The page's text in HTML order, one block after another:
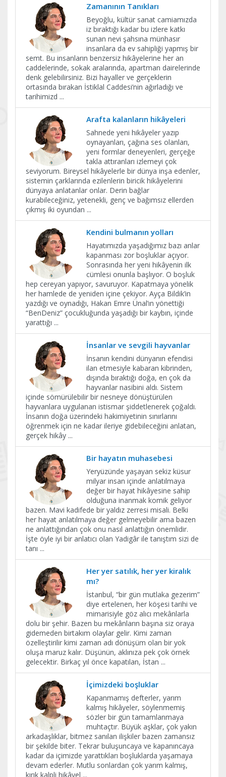
Zamanının Tanıkları
Beyoğlu, kültür sanat camiamızda
iz bıraktığı kadar bu izlere katkı
sunan nevi şahsına münhasır
insanlara da ev sahipliği yapmış bir
semt. Bu insanların benzersiz hikâyelerine her an
caddelerinde, sokak aralarında, apartman dairelerinde
denk gelebilirsiniz. Bizi hayaller ve gerçeklerin
ortasında bırakan İstiklal Caddesi’nin ağırladığı ve
tarihimizd ...
Arafta kalanların hikâyeleri
Sahnede yeni hikâyeler yazıp
oynayanları, çağına ses olanları,
yeni formlar deneyenleri, gerçeğe
takla attıranları izlemeyi çok
seviyorum. Bireysel hikâyelerle bir dünya inşa edenler,
sistemin çarklarında ezilenlerin biricik hikâyelerini
dünyaya anlatanlar onlar. Derin bağlar
kurabileceğiniz, yetenekli, genç ve bağımsız ellerden
çıkmış iki oyundan ...
​Kendini bulmanın yolları
Hayatımızda yaşadığımız bazı anlar
kapanması zor boşluklar açıyor.
Sonrasında her yeni hikâyenin ilk
cümlesi onunla başlıyor. O boşluk
hep cereyan yapıyor, savuruyor. Kapatmaya yönelik
her hamlede de yeniden içine çekiyor. Ayça Bildik’in
yazdığı ve oynadığı, Hakan Emre Ünal’ın yönettiği
“BenDeniz” çocukluğunda yaşadığı bir kaybın, içinde
yarattığı ...
İnsanlar ve sevgili hayvanlar
İnsanın kendini dünyanın efendisi
ilan etmesiyle kabaran kibrinden,
dışında bıraktığı doğa, en çok da
hayvanlar nasibini aldı. Sistem
içinde sömürülebilir bir nesneye dönüştürülen
hayvanlara uygulanan istismar şiddetlenerek çoğaldı.
İnsanın doğa üzerindeki hakimiyetinin sınırlarını
öğrenmek için ne kadar ileriye gidebileceğini anlatan,
gerçek hikây ...
Bir hayatın muhasebesi
Yeryüzünde yaşayan sekiz küsur
milyar insan içinde anlatılmaya
değer bir hayat hikâyesine sahip
olduğuna inanmak komik geliyor
bazen. Mavi kadifede bir yaldız zerresi misali. Belki
her hayat anlatılmaya değer gelmeyebilir ama bazen
ne anlattığından çok onu nasıl anlattığın önemlidir.
İşte öyle iyi bir anlatıcı olan Yadigâr ile tanıştım sizi de
tanı ...
Her yer satılık, her yer kiralık
mı?
İstanbul, “bir gün mutlaka gezerim”
diye ertelenen, her köşesi tarihi ve
mimarisiyle göz alıcı mekânlarla
dolu bir şehir. Bazen bu mekânların başına siz oraya
gidemeden birtakım olaylar gelir. Kimi zaman
özelleştirilir kimi zaman adı dönüşüm olan bir yok
oluşa maruz kalır. Düşünün, aklınıza pek çok örnek
gelecektir. Birkaç yıl önce kapatılan, İstan ...
İçimizdeki boşluklar
Kapanmamış defterler, yarım
kalmış hikâyeler, söylenmemiş
sözler bir gün tamamlanmaya
muhtaçtır. Büyük aşklar, çok yakın
arkadaşlıklar, bitmez sanılan ilişkiler bazen zamansız
bir şekilde biter. Tekrar buluşuncaya ve kapanıncaya
kadar da içimizde yarattıkları boşluklarda yaşamaya
devam ederler. Mutlu sonlardan çok yarım kalmış,
kırık kalpli hikâyel ...